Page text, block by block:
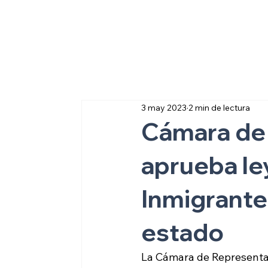
Cámara
aprueba
estado
3 may 2023 2 min de lectura
La Cámara de